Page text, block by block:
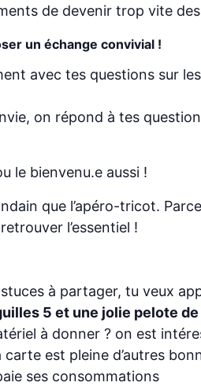
de devenir trop vite
un échange convivial !
avec tes questions sur
on répond à tes
le bienvenu.e aussi !
que l’apéro-tricot.
l’essentiel !
à partager, tu veux
5 et une jolie pelote
à donner ? on est
est pleine d’autres
ses consommations